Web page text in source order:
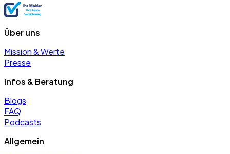
Über uns
Mission & Werte
Presse
Infos & Beratung
Blogs
FAQ
Podcasts
Allgemein